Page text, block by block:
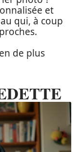
et
qui, à coup
de plus